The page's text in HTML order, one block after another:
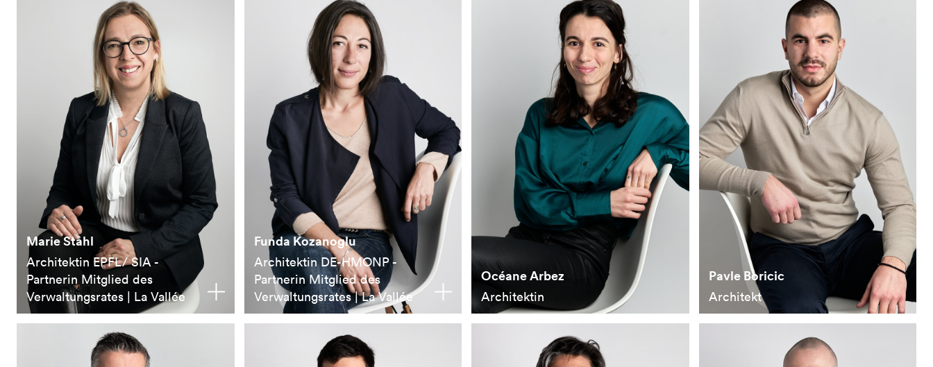
Marie Ståhl
Architektin EPFL/ SIA -
Partnerin Mitglied des
Verwaltungsrates | La Vallée
Funda Kozanoglu
Architektin DE-HMONP -
Partnerin Mitglied des
Verwaltungsrates | La Vallée
Océane Arbez
Architektin
Pavle Boricic
Architekt